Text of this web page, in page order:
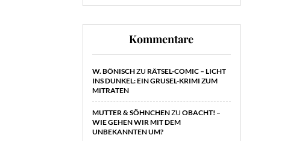
Kommentare
W. BÖNISCHZU RÄTSEL-COMIC – LICHT
INS DUNKEL: EIN GRUSEL-KRIMI ZUM
MITRATEN
MUTTER & SÖHNCHENZU OBACHT! –
WIE GEHEN WIR MIT DEM
UNBEKANNTEN UM?